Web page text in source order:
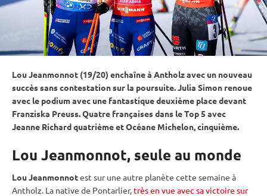
Lou Jeanmonnot (19/20) enchaîne à Antholz avec un nouveau
succès sans contestation sur la poursuite. Julia Simon renoue
avec le podium avec une fantastique deuxième place devant
Franziska Preuss. Quatre françaises dans le Top 5 avec
Jeanne Richard quatrième et Océane Michelon, cinquième.
Lou Jeanmonnot, seule au monde
Lou Jeanmonnotest sur une autre planète cette semaine à
Antholz. La native de Pontarlier, très en vue avec sa victoire sur